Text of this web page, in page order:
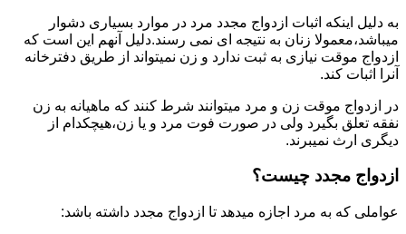
به دلیل اینکه اثبات ازدواج مجدد مرد در موارد بسیاری دشوار
میباشد،معمولا زنان به نتیجه ای نمی رسند.دلیل آنهم این است که
ازدواج موقت نیازی به ثبت ندارد و زن نمیتواند از طریق دفترخانه
آنرا اثبات کند.
در ازدواج موقت زن و مرد میتوانند شرط کنند که ماهیانه به زن
نفقه تعلق بگیرد ولی در صورت فوت مرد و یا زن،هیچکدام از
دیگری ارث نمیبرند.
ازدواج مجدد چیست؟
عواملی که به مرد اجازه میدهد تا ازدواج مجدد داشته باشد: